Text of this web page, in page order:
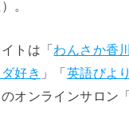
。
トは「 わんさか香川
好き 」「 英語びより
オンラインサロン「